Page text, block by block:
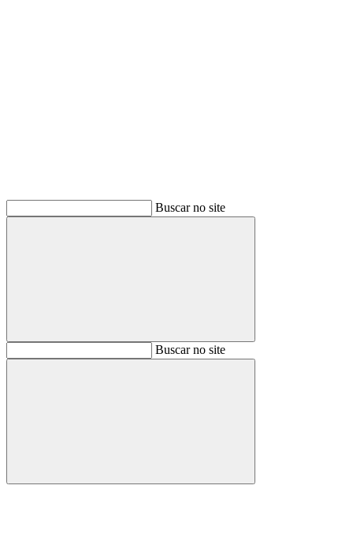
Buscar no site
BuscarBuscar no site
Buscar